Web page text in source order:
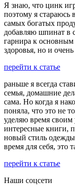
Я знаю, что цинк
поэтому я стараюсь
самых богатых
добавляю шпинат в
гарнира к основным
здоровья, но и
перейти к статье
раньше я всегда
семья, домашние
сама. Но когда я
поняла, что это не
уделяю время
интересные книги,
новый стиль
время для себя, это
перейти к статье
Наши соцсети